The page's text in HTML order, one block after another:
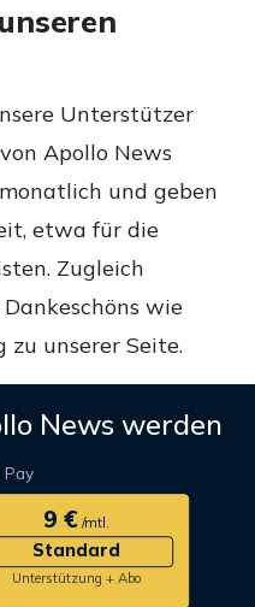
Unterstützer
Apollo News
und geben
etwa für die
Zugleich
wie
zu unserer Seite.
News werden
Pay
9 €/mtl.
Standard
Unterstützung + Abo